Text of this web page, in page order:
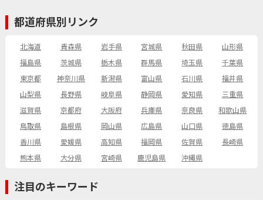
都道府県別リンク
北海道 青森県 岩手県 宮城県 秋田県
山形県
福島県
茨城県 栃木県 群馬県 埼玉県
千葉県
東京都
神奈川県 新潟県 富山県 石川県
福井県
山梨県
長野県 岐阜県 静岡県 愛知県
三重県
滋賀県
京都府 大阪府 兵庫県 奈良県
和歌山県
鳥取県
島根県 岡山県 広島県 山口県
徳島県
香川県
愛媛県 高知県 福岡県 佐賀県
長崎県
熊本県
大分県 宮崎県 鹿児島県 沖縄県
注目のキーワード